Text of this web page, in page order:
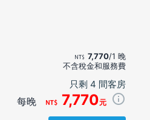
7,770/1 晚
不含稅金和服務費
只剩 4 間客房
每晚 7,770元